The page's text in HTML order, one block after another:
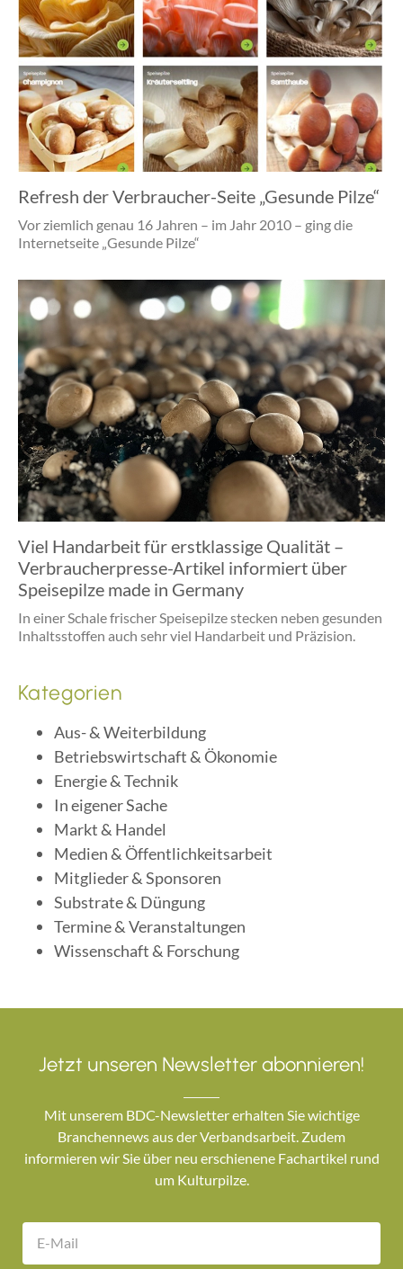
Refresh der Verbraucher-Seite „Gesunde Pilze“
Vor ziemlich genau 16 Jahren – im Jahr 2010 – ging die
Internetseite „Gesunde Pilze“
Viel Handarbeit für erstklassige Qualität –
Verbraucherpresse-Artikel informiert über
Speisepilze made in Germany
In einer Schale frischer Speisepilze stecken neben gesunden
Inhaltsstoffen auch sehr viel Handarbeit und Präzision.
Kategorien
Aus- & Weiterbildung
Betriebswirtschaft & Ökonomie
Energie & Technik
In eigener Sache
Markt & Handel
Medien & Öffentlichkeitsarbeit
Mitglieder & Sponsoren
Substrate & Düngung
Termine & Veranstaltungen
Wissenschaft & Forschung
Jetzt unseren Newsletter abonnieren!
Mit unserem BDC-Newsletter erhalten Sie wichtige
Branchennews aus der Verbandsarbeit. Zudem
informieren wir Sie über neu erschienene Fachartikel rund
um Kulturpilze.